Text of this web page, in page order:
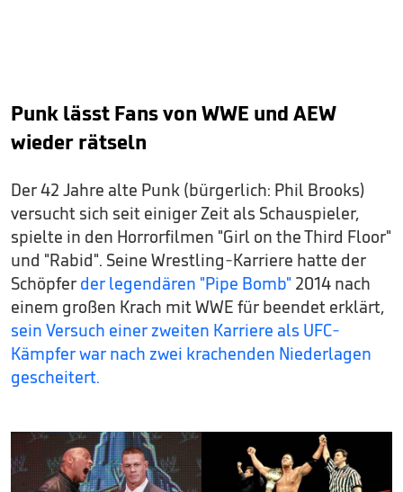
Punk lässt Fans von WWE und AEW
wieder rätseln
Der 42 Jahre alte Punk (bürgerlich: Phil Brooks)
versucht sich seit einiger Zeit als Schauspieler,
spielte in den Horrorfilmen "Girl on the Third Floor"
und "Rabid". Seine Wrestling-Karriere hatte der
Schöpfer der legendären "Pipe Bomb" 2014 nach
einem großen Krach mit WWE für beendet erklärt,
sein Versuch einer zweiten Karriere als UFC-
Kämpfer war nach zwei krachenden Niederlagen
gescheitert.